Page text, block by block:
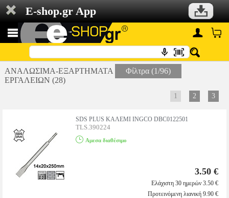
E-shop.gr App
ΑΝΑΛΩΣΙΜΑ-ΕΞΑΡΤΗΜΑΤΑ
ΕΡΓΑΛΕΙΩΝ (28)
Φίλτρα (1/96)
1 2 3
SDS PLUS ΚΑΛΕΜΙ INGCO DBC0122501
TLS.390224
Αμεσα διαθέσιμο
3.50 €
Ελάχιστη 30 ημερών 3.50 €
Προτεινόμενη λιανική 9.90 €